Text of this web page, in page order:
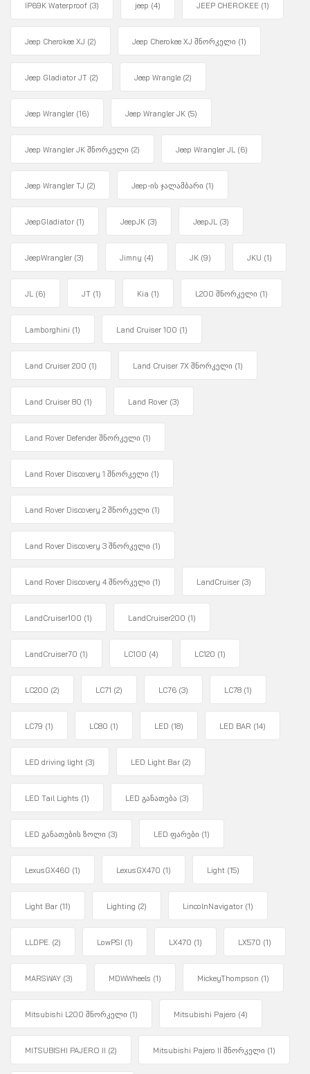
IP69K Waterproof (3) jeep (4) JEEP CHEROKEE (1)
Jeep Cherokee XJ (2) Jeep Cherokee XJ შნორკელი (1)
Jeep Gladiator JT (2) Jeep Wrangle (2)
Jeep Wrangler (16) Jeep Wrangler JK (5)
Jeep Wrangler JK შნორკელი (2) Jeep Wrangler JL (6)
Jeep Wrangler TJ (2) Jeep-ის ჯალამბარი (1)
JeepGladiator (1) JeepJK (3) JeepJL (3)
JeepWrangler (3) Jimny (4) JK (9) JKU (1)
JL (6) JT (1) Kia (1) L200 შნორკელი (1)
Lamborghini (1) Land Cruiser 100 (1)
Land Cruiser 200 (1) Land Cruiser 7X შნორკელი (1)
Land Cruiser 80 (1) Land Rover (3)
Land Rover Defender შნორკელი (1)
Land Rover Discovery 1 შნორკელი (1)
Land Rover Discovery 2 შნორკელი (1)
Land Rover Discovery 3 შნორკელი (1)
Land Rover Discovery 4 შნორკელი (1) LandCruiser (3)
LandCruiser100 (1) LandCruiser200 (1)
LandCruiser70 (1) LC100 (4) LC120 (1)
LC200 (2) LC71 (2) LC76 (3) LC78 (1)
LC79 (1) LC80 (1) LED (18) LED BAR (14)
LED driving light (3) LED Light Bar (2)
LED Tail Lights (1) LED განათება (3)
LED განათების ზოლი (3) LED ფარები (1)
LexusGX460 (1) LexusGX470 (1) Light (15)
Light Bar (11) Lighting (2) LincolnNavigator (1)
LLDPE. (2) LowPSI (1) LX470 (1) LX570 (1)
MARSWAY (3) MDWWheels (1) MickeyThompson (1)
Mitsubishi L200 შნორკელი (1) Mitsubishi Pajero (4)
MITSUBISHI PAJERO II (2) Mitsubishi Pajero II შნორკელი (1)